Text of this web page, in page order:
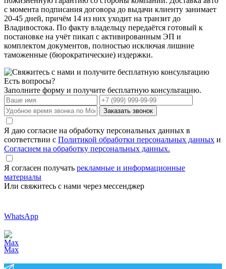
с момента подписания договора до выдачи клиенту занимает
20-45 дней, причём 14 из них уходит на транзит до
Владивостока. По факту владельцу передаётся готовый к
постановке на учёт пикап с активированным ЭП и
комплектом документов, полностью исключая лишние
таможенные (бюрократические) издержки.
Есть вопросы?
Заполните форму и получите бесплатную консультацию.
Заказать звонок
Я даю согласие на обработку персональных данных в
соответствии с Политикой обработки персональных данных и
Согласием на обработку персональных данных.
Я согласен получать рекламные и информационные
материалы
Или свяжитесь с нами через мессенджер
WhatsApp
Max